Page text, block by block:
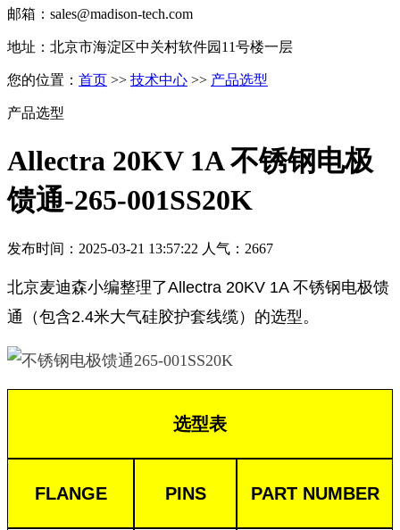
邮箱：sales@madison-tech.com
地址：北京市海淀区中关村软件园11号楼一层
您的位置： 首页 >> 技术中心 >> 产品选型
产品选型
Allectra 20KV 1A 不锈钢电极
馈通-265-001SS20K
发布时间：2025-03-21 13:57:22 人气：2667
北京麦迪森小编整理了Allectra 20KV 1A 不锈钢电极馈
通（包含2.4米大气硅胶护套线缆）的选型。
选型表
FLANGE PINS PART NUMBER